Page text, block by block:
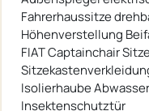
Fahrerhaussitze
Höhenverstellung
FIAT Captainchair
Isolierhaube
Insektenschutztür